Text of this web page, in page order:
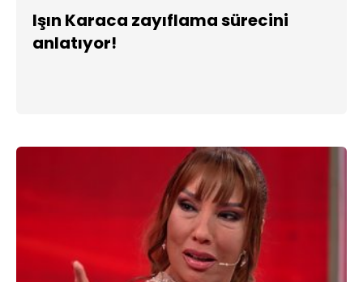
Işın Karaca zayıflama sürecini
anlatıyor!